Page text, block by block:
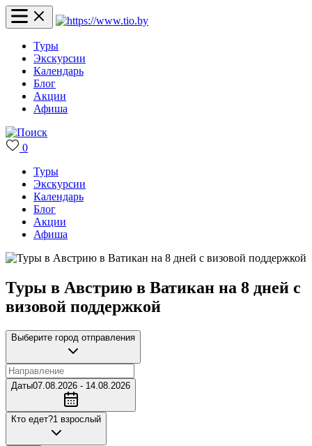
Туры
Экскурсии
Календарь
Блог
Акции
Афиша
0
Туры
Экскурсии
Календарь
Блог
Акции
Афиша
Туры в Австрию в Ватикан на 8 дней с
визовой поддержкой
Выберите город отправления
Даты07.08.2026 - 14.08.2026
Кто едет?1 взрослый